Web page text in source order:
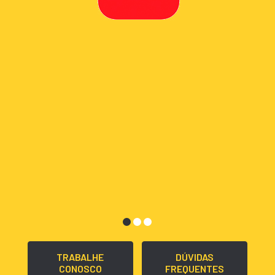
TRABALHE
CONOSCO
DÚVIDAS
FREQUENTES